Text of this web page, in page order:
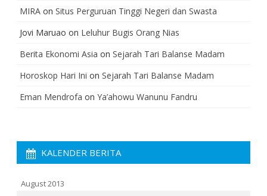
MIRA on Situs Perguruan Tinggi Negeri dan Swasta
Jovi Maruao on Leluhur Bugis Orang Nias
Berita Ekonomi Asia on Sejarah Tari Balanse Madam
Horoskop Hari Ini on Sejarah Tari Balanse Madam
Eman Mendrofa on Ya’ahowu Wanunu Fandru
KALENDER BERITA
August 2013